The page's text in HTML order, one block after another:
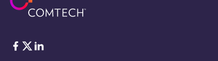
フェイスブック Twitter
リンクトイン